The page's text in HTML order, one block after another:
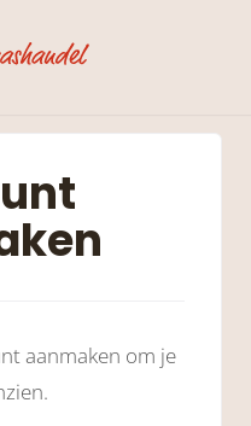
aanmaken om je